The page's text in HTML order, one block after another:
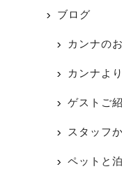
ブログ
カンナの
カンナよ
ゲストご
スタッフ
ペットと